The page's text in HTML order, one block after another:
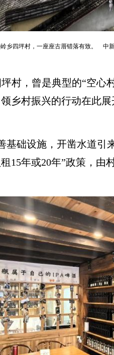
乡四坪村，一座座古厝错落有致。 中
，曾是典型的“空心
乡村振兴的行动在此展
础设施，开凿水道引
15年或20年”政策，由